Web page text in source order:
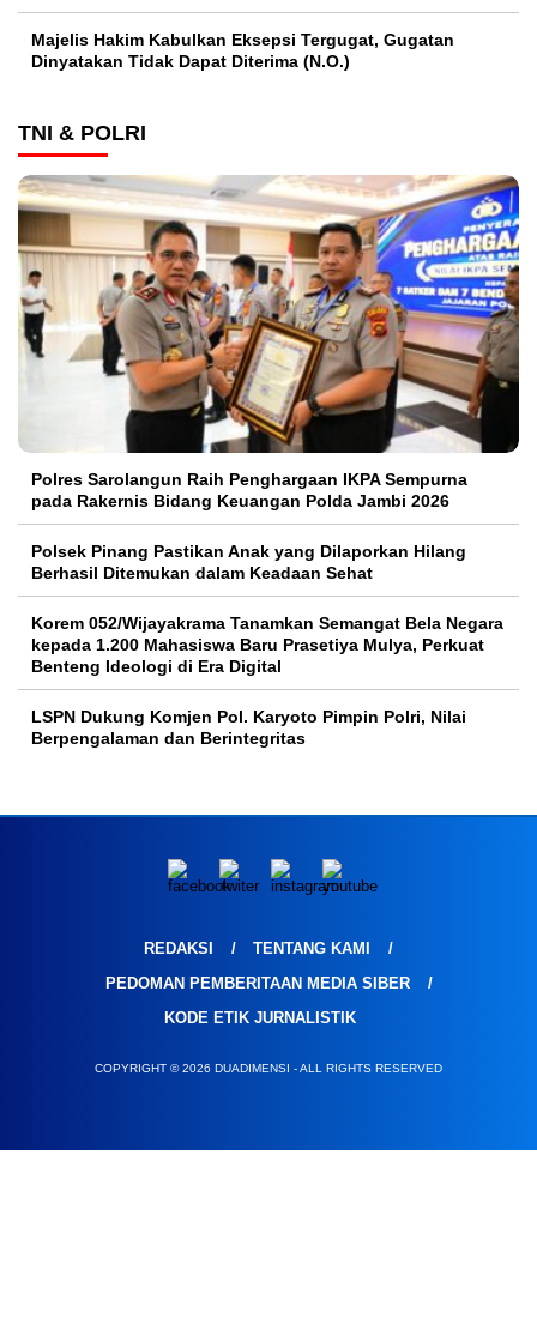
Majelis Hakim Kabulkan Eksepsi Tergugat, Gugatan
Dinyatakan Tidak Dapat Diterima (N.O.)
TNI & POLRI
Polres Sarolangun Raih Penghargaan IKPA Sempurna
pada Rakernis Bidang Keuangan Polda Jambi 2026
Polsek Pinang Pastikan Anak yang Dilaporkan Hilang
Berhasil Ditemukan dalam Keadaan Sehat
Korem 052/Wijayakrama Tanamkan Semangat Bela Negara
kepada 1.200 Mahasiswa Baru Prasetiya Mulya, Perkuat
Benteng Ideologi di Era Digital
LSPN Dukung Komjen Pol. Karyoto Pimpin Polri, Nilai
Berpengalaman dan Berintegritas
REDAKSI
TENTANG KAMI
PEDOMAN PEMBERITAAN MEDIA SIBER
KODE ETIK JURNALISTIK
COPYRIGHT © 2026 DUADIMENSI - ALL RIGHTS RESERVED